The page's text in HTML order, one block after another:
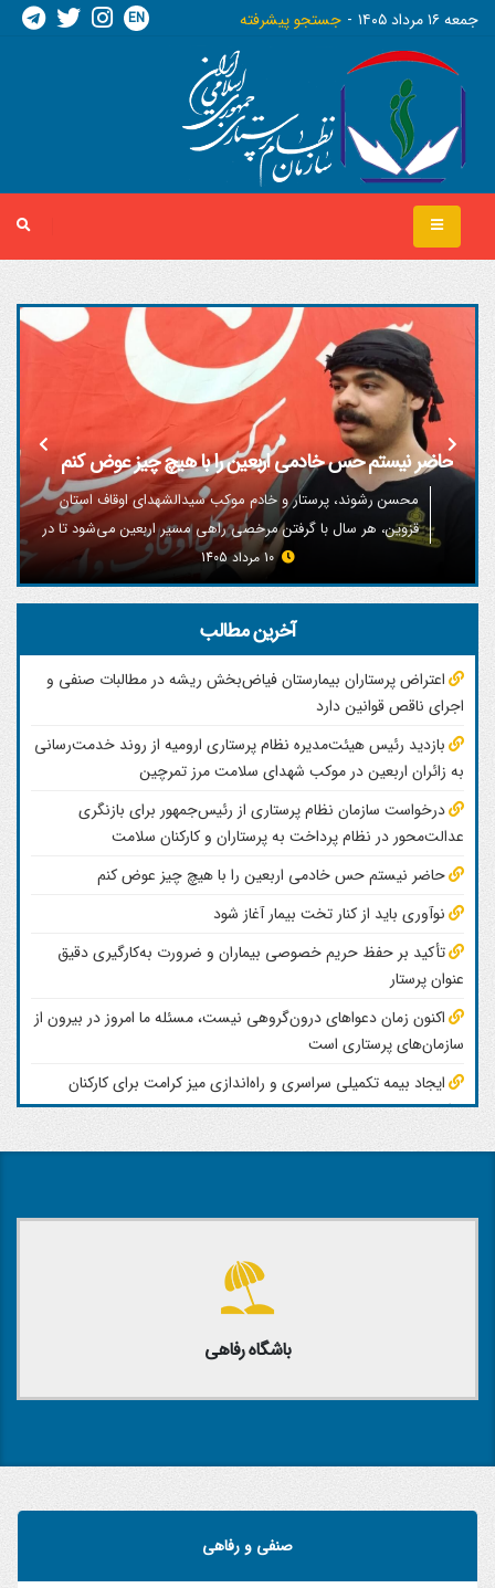
جمعه ١٦ مرداد ١٤٠٥ جستجو پیشرفته EN
حاضر نیستم حس خادمی اربعین را با هیچ چیز عوض کنم
محسن رشوند، پرستار و خادم موکب سیدالشهدای اوقاف استان
قزوین، هر سال با گرفتن مرخصی راهی مسیر اربعین می‌شود تا در
خدمت زائران حضرت سیدالشهدا(ع) باشد؛ تجربه‌ای که به گفته او
با هیچ چیز دیگری قابل مقایسه نیست.
10 مرداد 1405
آخرین مطالب
اعتراض پرستاران بیمارستان فیاض‌بخش ریشه در مطالبات صنفی و
اجرای ناقص قوانین دارد
بازدید رئیس هیئت‌مدیره نظام پرستاری ارومیه از روند خدمت‌رسانی
به زائران اربعین در موکب شهدای سلامت مرز تمرچین
درخواست سازمان نظام پرستاری از رئیس‌جمهور برای بازنگری
عدالت‌محور در نظام پرداخت به پرستاران و کارکنان سلامت
حاضر نیستم حس خادمی اربعین را با هیچ چیز عوض کنم
نوآوری باید از کنار تخت بیمار آغاز شود
تأکید بر حفظ حریم خصوصی بیماران و ضرورت به‌کارگیری دقیق
عنوان پرستار
اکنون زمان دعواهای درون‌گروهی نیست، مسئله ما امروز در بیرون از
سازمان‌های پرستاری است
ایجاد بیمه تکمیلی سراسری و راه‌اندازی میز کرامت برای کارکنان
سلامت
رهبران بین‌المللی پرستاری و مراقبت تسکینی خواستار سرمایه‌گذاری
باشگاه رفاهی
صنفی و رفاهی